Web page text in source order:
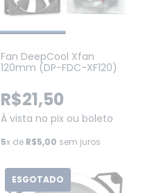
Fan DeepCool Xfan
120mm (DP-FDC-XF120)
R$21,50
Á vista no pix ou boleto
5x de R$5,00 sem juros
ESGOTADO